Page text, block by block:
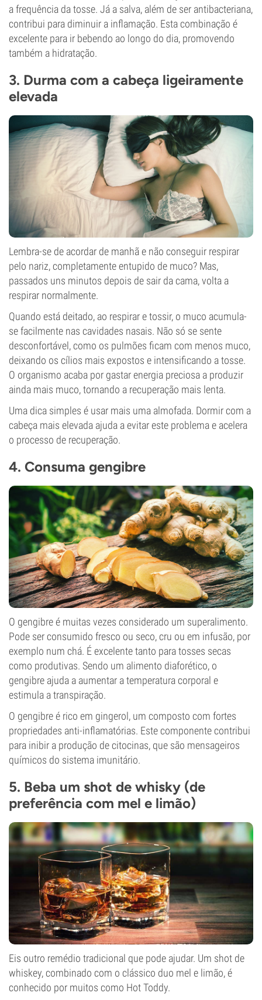
a frequência da tosse. Já a salva, além de ser antibacteriana,
contribui para diminuir a inflamação. Esta combinação é
excelente para ir bebendo ao longo do dia, promovendo
também a hidratação.
3. Durma com a cabeça ligeiramente
elevada
Lembra-se de acordar de manhã e não conseguir respirar
pelo nariz, completamente entupido de muco? Mas,
passados uns minutos depois de sair da cama, volta a
respirar normalmente.
Quando está deitado, ao respirar e tossir, o muco acumula-
se facilmente nas cavidades nasais. Não só se sente
desconfortável, como os pulmões ficam com menos muco,
deixando os cílios mais expostos e intensificando a tosse.
O organismo acaba por gastar energia preciosa a produzir
ainda mais muco, tornando a recuperação mais lenta.
Uma dica simples é usar mais uma almofada. Dormir com a
cabeça mais elevada ajuda a evitar este problema e acelera
o processo de recuperação.
4. Consuma gengibre
O gengibre é muitas vezes considerado um superalimento.
Pode ser consumido fresco ou seco, cru ou em infusão, por
exemplo num chá. É excelente tanto para tosses secas
como produtivas. Sendo um alimento diaforético, o
gengibre ajuda a aumentar a temperatura corporal e
estimula a transpiração.
O gengibre é rico em gingerol, um composto com fortes
propriedades anti-inflamatórias. Este componente contribui
para inibir a produção de citocinas, que são mensageiros
químicos do sistema imunitário.
5. Beba um shot de whisky (de
preferência com mel e limão)
Eis outro remédio tradicional que pode ajudar. Um shot de
whiskey, combinado com o clássico duo mel e limão, é
conhecido por muitos como Hot Toddy.